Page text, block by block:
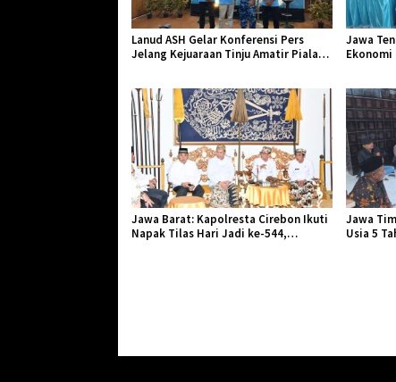
Lanud ASH Gelar Konferensi Pers
Jelang Kejuaraan Tinju Amatir Piala
Jawa
Jawa Barat: Kapolresta Cirebon Ikuti
Napak Tilas Hari Jadi ke-544,
Jawa
Usia 5